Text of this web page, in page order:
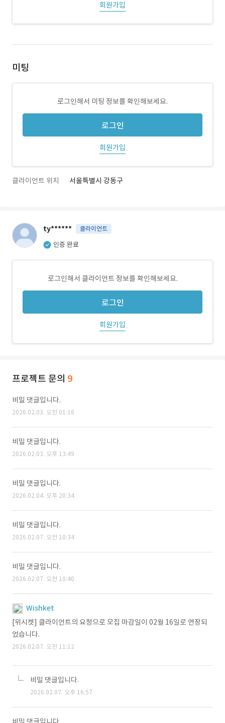
회원가입
미팅
로그인해서 미팅 정보를 확인해보세요.
로그인
회원가입
클라이언트 위치 서울특별시 강동구
ty****** 클라이언트
인증 완료
로그인해서 클라이언트 정보를 확인해보세요.
로그인
회원가입
프로젝트 문의 9
비밀 댓글입니다.
2026.02.03. 오전 01:18
비밀 댓글입니다.
2026.02.03. 오후 13:49
비밀 댓글입니다.
2026.02.04. 오후 20:34
비밀 댓글입니다.
2026.02.07. 오전 10:34
비밀 댓글입니다.
2026.02.07. 오전 10:40
Wishket
[위시켓] 클라이언트의 요청으로 모집 마감일이 02월 16일로 연장되
었습니다.
2026.02.07. 오전 11:12
비밀 댓글입니다.
2026.02.07. 오후 16:57